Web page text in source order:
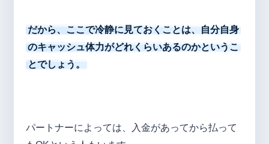
だから、ここで冷静に見ておくことは、自分自身
のキャッシュ体力がどれくらいあるのかというこ
とでしょう。
パートナーによっては、入金があってから払って